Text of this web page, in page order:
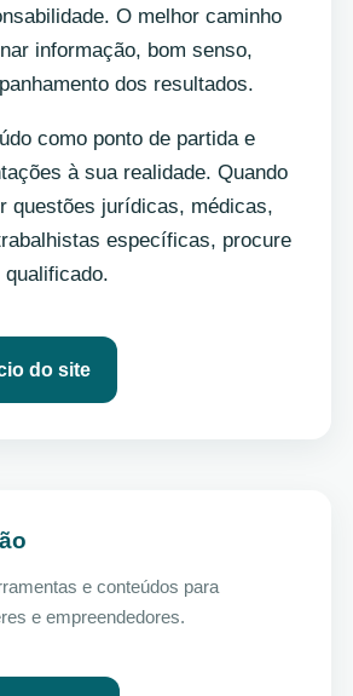
O melhor caminho
informação, bom senso,
dos resultados.
como ponto de partida e
à sua realidade. Quando
questões jurídicas, médicas,
específicas, procure
do site
e conteúdos para
e empreendedores.